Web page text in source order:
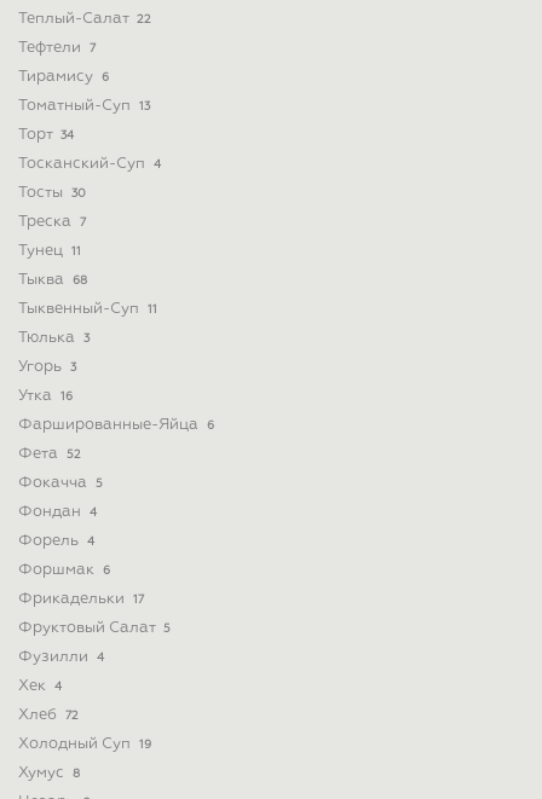
Теплый-Салат 22
Тефтели 7
Тирамису 6
Томатный-Суп 13
Торт 34
Тосканский-Суп 4
Тосты 30
Треска 7
Тунец 11
Тыква 68
Тыквенный-Суп 11
Тюлька 3
Угорь 3
Утка 16
Фаршированные-Яйца 6
Фета 52
Фокачча 5
Фондан 4
Форель 4
Форшмак 6
Фрикадельки 17
Фруктовый Салат 5
Фузилли 4
Хек 4
Хлеб 72
Холодный Суп 19
Хумус 8